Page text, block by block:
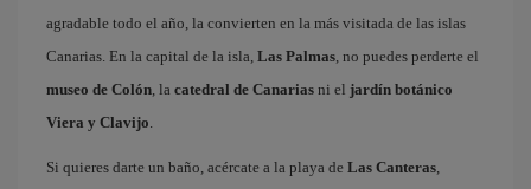
agradable todo el año, la convierten en la más visitada de las islas
Canarias. En la capital de la isla, Las Palmas, no puedes perderte el
museo de Colón, la catedral de Canarias ni el jardín botánico
Viera y Clavijo.
Si quieres darte un baño, acércate a la playa de Las Canteras,